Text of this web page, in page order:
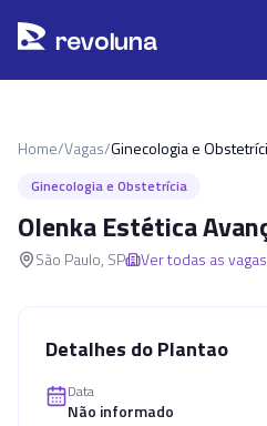
revoluna
Home/Vagas/Ginecologia e
Ginecologia e Obstetrícia
Olenka Estética
São Paulo, SP Ver todas as
Detalhes do Plantao
Data
Não informado